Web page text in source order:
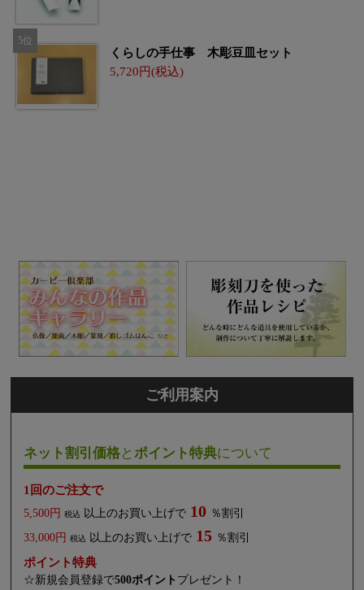
くらしの手仕事 木彫豆皿セット
5,720
ご利用案内
ネット割引価格とポイント特典について
1回のご注文で
5,500円 税込 以上のお買い上げで 10 ％割引
33,000円
税込 以上のお買い上げで 15 ％割引
ポイント特典
☆新規会員登録で500ポイント プレゼント！